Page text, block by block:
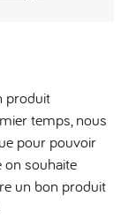
produit
temps, nous
pour pouvoir
on souhaite
un bon produit